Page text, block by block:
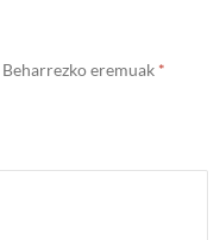
Beharrezko eremuak *